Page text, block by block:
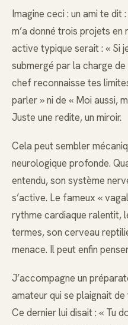
Imagine ceci : un ami te dit
m’a donné trois projets en
active typique serait : « Si
submergé par la charge
chef reconnaisse tes
parler » ni de « Moi aussi,
Juste une redite, un miroir.
Cela peut sembler
neurologique profonde.
entendu, son système
s’active. Le fameux «
rythme cardiaque ralentit,
termes, son cerveau
menace. Il peut enfin
J’accompagne un
amateur qui se plaignait
Ce dernier lui disait : « Tu